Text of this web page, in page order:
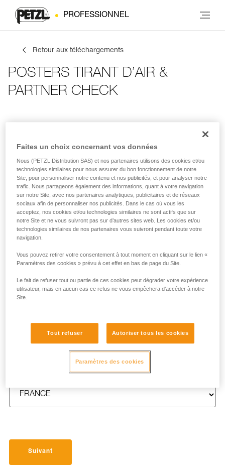
PROFESSIONNEL
Retour aux téléchargements
POSTERS TIRANT D’AIR &
PARTNER CHECK
Infos de contact
Inscris tes coordonnées
PRÉNOM *
Suivant
Faites un choix concernant vos données
Nous (PETZL Distribution SAS) et nos partenaires utilisons des cookies et/ou
technologies similaires pour nous assurer du bon fonctionnement de notre
Site, pour personnaliser notre contenu et nos publicités, et pour analyser notre
trafic. Nous partageons également des informations, quant à votre navigation
sur notre Site, avec nos partenaires analytiques, publicitaires et de réseaux
sociaux afin de personnaliser nos publicités. Dans le cas où vous les
acceptez, nos cookies et/ou technologies similaires ne sont actifs que sur
notre Site et ne vous suivront pas sur d’autres sites web. Les cookies et/ou
technologies similaires de nos partenaires vous suivront pendant toute votre
navigation.
Vous pouvez retirer votre consentement à tout moment en cliquant sur le lien «
Paramètres des cookies » prévu à cet effet en bas de page du Site.
Le fait de refuser tout ou partie de ces cookies peut dégrader votre expérience
utilisateur, mais en aucun cas ce refus ne vous empêchera d’accéder à notre
Site.
Tout refuser Autoriser tous les cookies
Paramètres des cookies